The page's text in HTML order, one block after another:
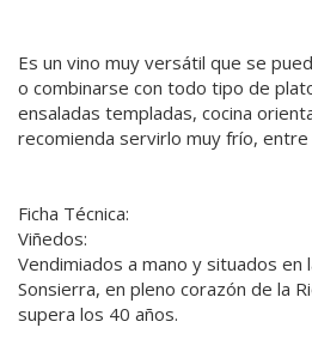
Es un vino muy versátil que se
o combinarse con todo tipo de
ensaladas templadas, cocina
recomienda servirlo muy frío, entre
Ficha Técnica:
Viñedos:
Vendimiados a mano y situados en
Sonsierra, en pleno corazón de la
supera los 40 años.